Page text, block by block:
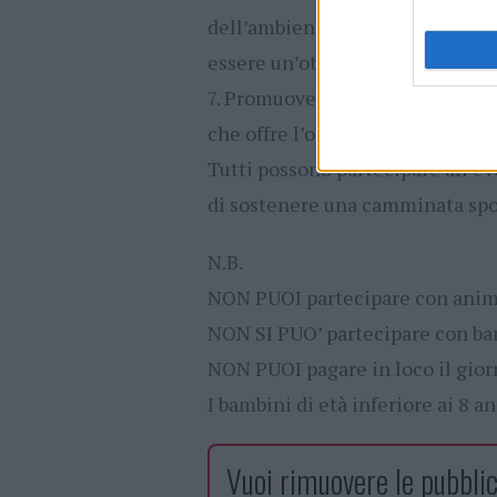
dell’ambiente urbano o della
essere un’ottima opportunità
7. Promuove la
che offre l’opportunità di
Tutti possono partecipare
di sostenere una camminata
N.B.
NON PUOI partecipare con
NON SI PUO’ partecipare con
NON PUOI pagare in loco il
I bambini di età inferiore ai 8
Vuoi rimuovere le